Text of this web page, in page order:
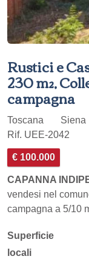
Rustici e
230 m²,
campagna
Toscana Siena
Rif. UEE-2042
€ 100.000
CAPANNA
vendesi nel
campagna a 5/10
Superficie
locali